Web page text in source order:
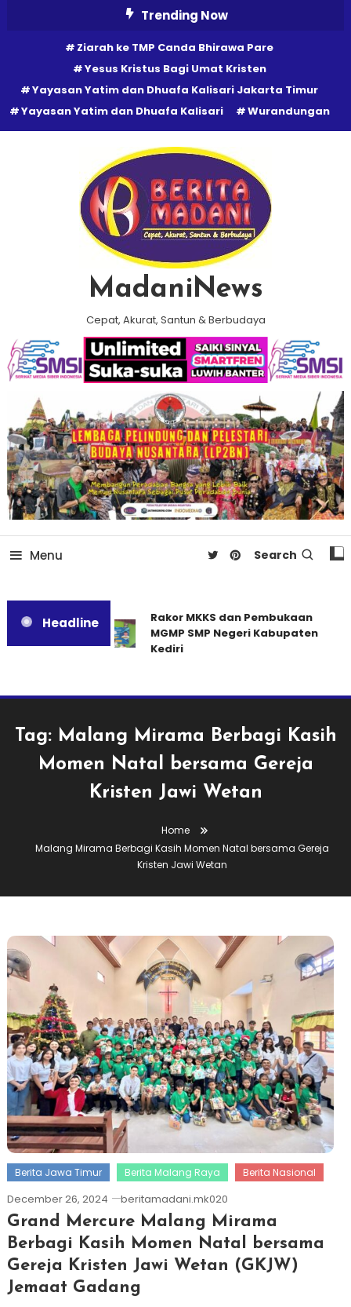
Trending Now
Ziarah ke TMP Canda Bhirawa Pare
Yesus Kristus Bagi Umat Kristen
Yayasan Yatim dan Dhuafa Kalisari Jakarta Timur
Yayasan Yatim dan Dhuafa Kalisari
Wurandungan
MadaniNews
Cepat, Akurat, Santun & Berbudaya
Menu Search
Headline
Rakor MKKS dan Pembukaan
MGMP SMP Negeri Kabupaten
Kediri
Tag: Malang Mirama Berbagi Kasih
Momen Natal bersama Gereja
Kristen Jawi Wetan
Home
Malang Mirama Berbagi Kasih Momen Natal bersama Gereja
Kristen Jawi Wetan
Berita Jawa Timur Berita Malang Raya Berita Nasional
December 26, 2024 beritamadani.mk020
Grand Mercure Malang Mirama
Berbagi Kasih Momen Natal bersama
Gereja Kristen Jawi Wetan (GKJW)
Jemaat Gadang